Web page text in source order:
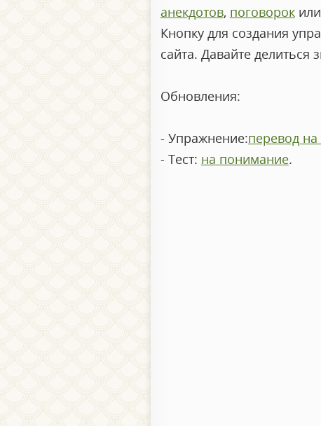
анекдотов, поговорокили
Кнопку для создания
сайта. Давайте делиться
Обновления:
- Упражнение:перевод на
- Тест: на понимание.